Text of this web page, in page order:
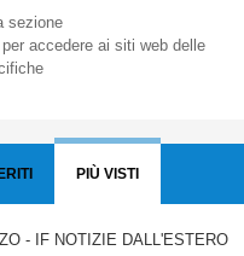
sezione
per accedere ai siti web delle
PIÙ VISTI
- IF NOTIZIE DALL'ESTERO